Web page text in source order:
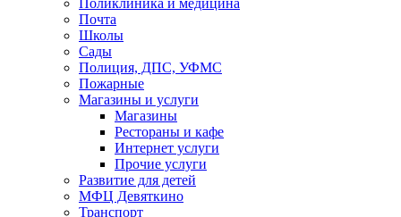
Поликлиника и медицина
Почта
Школы
Сады
Полиция, ДПС, УФМС
Пожарные
Магазины и услуги
Магазины
Рестораны и кафе
Интернет услуги
Прочие услуги
Развитие для детей
МФЦ Девяткино
Транспорт